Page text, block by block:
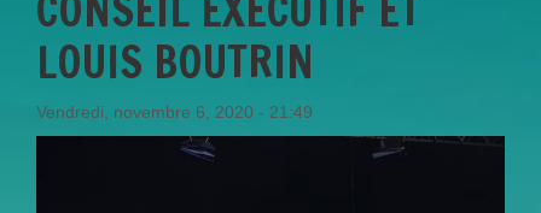
LOUIS BOUTRIN
Vendredi, novembre 6, 2020 - 21:49